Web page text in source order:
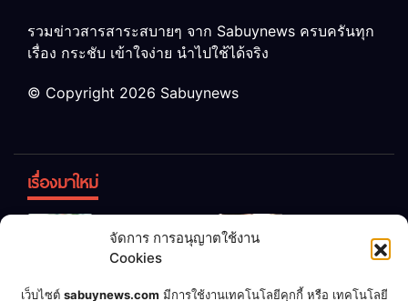
จัดการ การอนุญาตใช้งาน
Cookies
เว็บไซต์ sabuynews.com มีการใช้งานเทคโนโลยีคุกกี้ หรือ เทคโนโลยี
รวมข่าวสารสาระสบายๆ จาก Sabuynews ครบครันทุก
เรื่อง กระชับ เข้าใจง่าย นำไปใช้ได้จริง
© Copyright 2026 Sabuynews
เรื่องมาใหม่
ทิ้ง! เปลี่ยน
เป็น “ปุ๋ย
จุลินทรีย์”
หญิง 12 ขวบ
แต่งงานกับ
เชื่อพ่อแล้ว เจ้าของคาร์